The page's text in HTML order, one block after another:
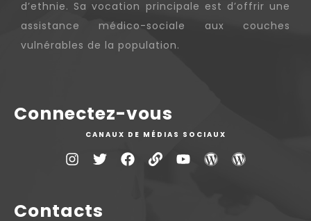
d’ethnie. Sa vocation principale est d’offrir une
assistance médico-sociale aux couches
vulnérables de la population.
Connectez-vous
CANAUX DE MÉDIAS SOCIAUX
Contacts